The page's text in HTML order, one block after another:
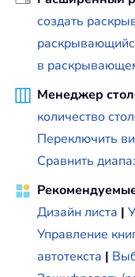
создать
в
Менеджер
количество
Переключить
Сравнить
Дизайн листа |
Управление
автотекста |